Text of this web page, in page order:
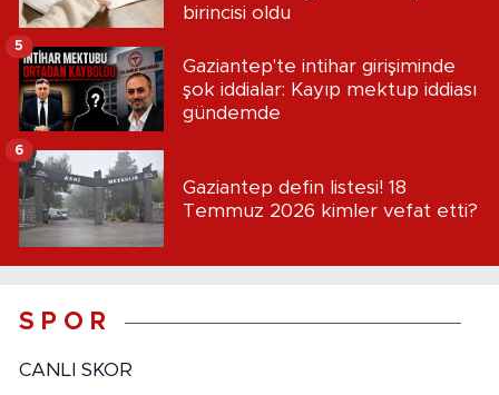
birincisi oldu
Gaziantep'te intihar girişiminde
şok iddialar: Kayıp mektup iddiası
gündemde
5
Gaziantep defin listesi! 18
Temmuz 2026 kimler vefat etti?
6
S P O R
CANLI SKOR